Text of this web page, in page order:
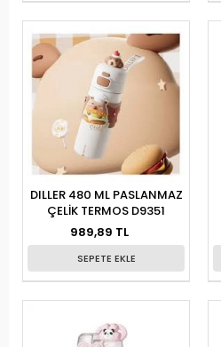
DILLER 480 ML PASLANMAZ
ÇELİK TERMOS D9351
989,89 TL
SEPETE EKLE